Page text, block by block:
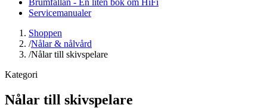
Servicemanualer
Shoppen
/Nålar & nålvård
/Nålar till skivspelare
Kategori
Nålar till skivspelare